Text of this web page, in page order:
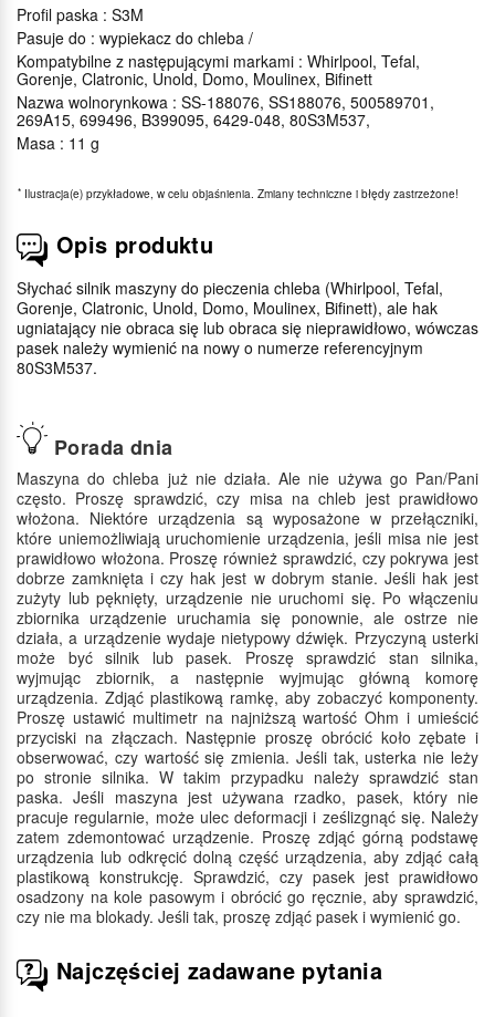
Porada dnia
Maszyna do chleba już nie działa. Ale nie używa go Pan/Pani
często. Proszę sprawdzić, czy misa na chleb jest prawidłowo
włożona. Niektóre urządzenia są wyposażone w przełączniki,
które uniemożliwiają uruchomienie urządzenia, jeśli misa nie jest
prawidłowo włożona. Proszę również sprawdzić, czy pokrywa jest
dobrze zamknięta i czy hak jest w dobrym stanie. Jeśli hak jest
zużyty lub pęknięty, urządzenie nie uruchomi się. Po włączeniu
zbiornika urządzenie uruchamia się ponownie, ale ostrze nie
działa, a urządzenie wydaje nietypowy dźwięk. Przyczyną usterki
może być silnik lub pasek. Proszę sprawdzić stan silnika,
wyjmując zbiornik, a następnie wyjmując główną komorę
urządzenia. Zdjąć plastikową ramkę, aby zobaczyć komponenty.
Proszę ustawić multimetr na najniższą wartość Ohm i umieścić
przyciski na złączach. Następnie proszę obrócić koło zębate i
obserwować, czy wartość się zmienia. Jeśli tak, usterka nie leży
po stronie silnika. W takim przypadku należy sprawdzić stan
paska. Jeśli maszyna jest używana rzadko, pasek, który nie
pracuje regularnie, może ulec deformacji i ześlizgnąć się. Należy
zatem zdemontować urządzenie. Proszę zdjąć górną podstawę
urządzenia lub odkręcić dolną część urządzenia, aby zdjąć całą
plastikową konstrukcję. Sprawdzić, czy pasek jest prawidłowo
osadzony na kole pasowym i obrócić go ręcznie, aby sprawdzić,
czy nie ma blokady. Jeśli tak, proszę zdjąć pasek i wymienić go.
Profil paska : S3M
Pasuje do : wypiekacz do chleba /
Kompatybilne z następującymi markami : Whirlpool, Tefal,
Gorenje, Clatronic, Unold, Domo, Moulinex, Bifinett
Nazwa wolnorynkowa : SS-188076, SS188076, 500589701,
269A15, 699496, B399095, 6429-048, 80S3M537,
Masa : 11 g
* Ilustracja(e) przykładowe, w celu objaśnienia. Zmiany techniczne i błędy zastrzeżone!
Opis produktu
Słychać silnik maszyny do pieczenia chleba (Whirlpool, Tefal,
Gorenje, Clatronic, Unold, Domo, Moulinex, Bifinett), ale hak
ugniatający nie obraca się lub obraca się nieprawidłowo, wówczas
pasek należy wymienić na nowy o numerze referencyjnym
80S3M537.
Najczęściej zadawane pytania